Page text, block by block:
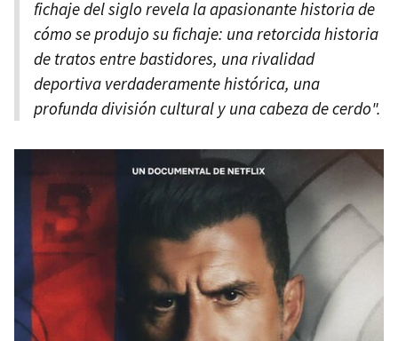
fichaje del siglo revela la apasionante historia de
cómo se produjo su fichaje: una retorcida historia
de tratos entre bastidores, una rivalidad
deportiva verdaderamente histórica, una
profunda división cultural y una cabeza de cerdo".